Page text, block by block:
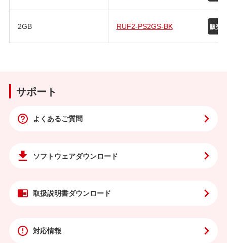
2GB RUF2-PS2GS-BK
サポート
よくあるご質問
ソフトウェアダウンロード
取扱説明書ダウンロード
対応情報